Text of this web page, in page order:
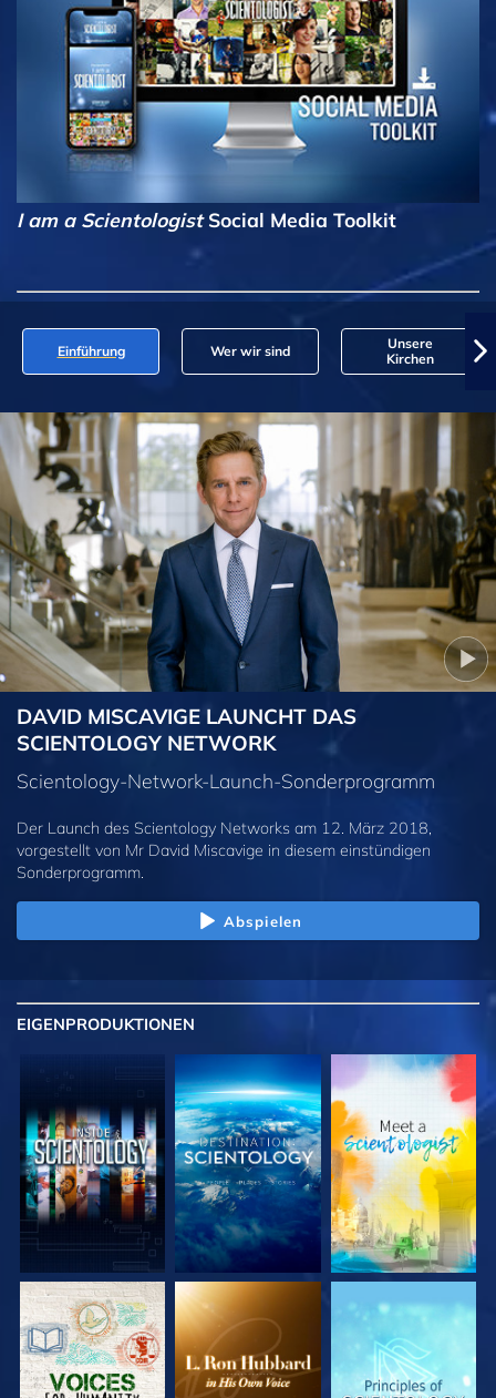
I am a ScientologistSocial Media Toolkit
Einführung Wer wir sind
Unsere
Kirchen
DAVID MISCAVIGE LAUNCHT DAS
SCIENTOLOGY NETWORK
Scientology-Network-Launch-Sonderprogramm
Der Launch des Scientology Networks am 12. März 2018,
vorgestellt von Mr David Miscavige in diesem einstündigen
Sonderprogramm.
Abspielen
EIGENPRODUKTIONEN
SERIE
ENTDECKEN
SERIE
ENTDECKEN
SERIE
ENTDECKEN